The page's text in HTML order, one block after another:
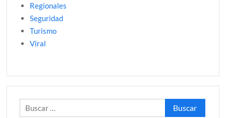
Regionales
Seguridad
Turismo
Viral
Buscar: